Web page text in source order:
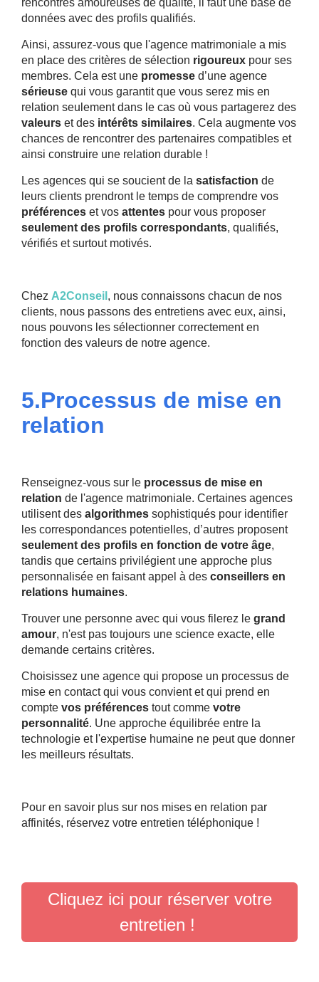
rencontres amoureuses de qualité, il faut une base de
données avec des profils qualifiés.
Ainsi, assurez-vous que l'agence matrimoniale a mis
en place des critères de sélection rigoureux pour ses
membres. Cela est une promesse d’une agence
sérieuse qui vous garantit que vous serez mis en
relation seulement dans le cas où vous partagerez des
valeurs et des intérêts similaires. Cela augmente vos
chances de rencontrer des partenaires compatibles et
ainsi construire une relation durable !
Les agences qui se soucient de la satisfaction de
leurs clients prendront le temps de comprendre vos
préférences et vos attentes pour vous proposer
seulement des profils correspondants, qualifiés,
vérifiés et surtout motivés.
Chez A2Conseil , nous connaissons chacun de nos
clients, nous passons des entretiens avec eux, ainsi,
nous pouvons les sélectionner correctement en
fonction des valeurs de notre agence.
5.Processus de mise en
relation
Renseignez-vous sur le processus de mise en
relation de l'agence matrimoniale. Certaines agences
utilisent des algorithmes sophistiqués pour identifier
les correspondances potentielles, d’autres proposent
seulement des profils en fonction de votre âge,
tandis que certains privilégient une approche plus
personnalisée en faisant appel à des conseillers en
relations humaines.
Trouver une personne avec qui vous filerez le grand
amour, n'est pas toujours une science exacte, elle
demande certains critères.
Choisissez une agence qui propose un processus de
mise en contact qui vous convient et qui prend en
compte vos préférences tout comme votre
personnalité. Une approche équilibrée entre la
technologie et l'expertise humaine ne peut que donner
les meilleurs résultats.
Pour en savoir plus sur nos mises en relation par
affinités, réservez votre entretien téléphonique !
Cliquez ici pour réserver votre
entretien !